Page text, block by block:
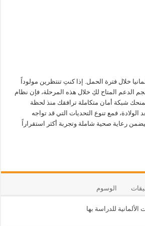
خلال فترة الحمل. إذا كنتِ تنتظرين مولوداً
الدعم المتاح لكِ خلال هذه المرحلة، فإن نظام
شبكة أمان متكاملة ترافقك منذ لحظة
فمع تنوع التحديات التي قد تواجه
رعاية صحية شاملة وتجربة أكثر استقراراً
الوسوم
للدراسة بها